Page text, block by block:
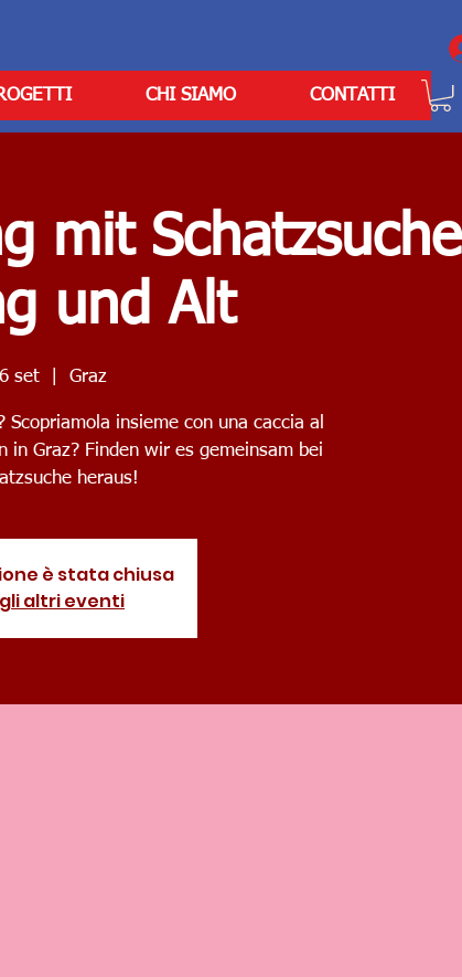
CHI SIAMO CONTATTI
mit Schatzsuche
und Alt
set Graz
insieme con una caccia al
in Graz? Finden wir es gemeinsam bei
heraus!
è stata chiusa
altri eventi